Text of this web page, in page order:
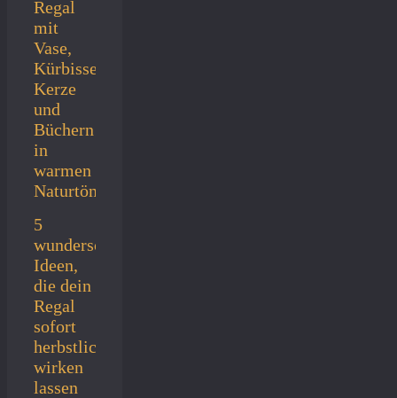
5
wunderschöne
Ideen,
die dein
Regal
sofort
herbstlich
wirken
lassen